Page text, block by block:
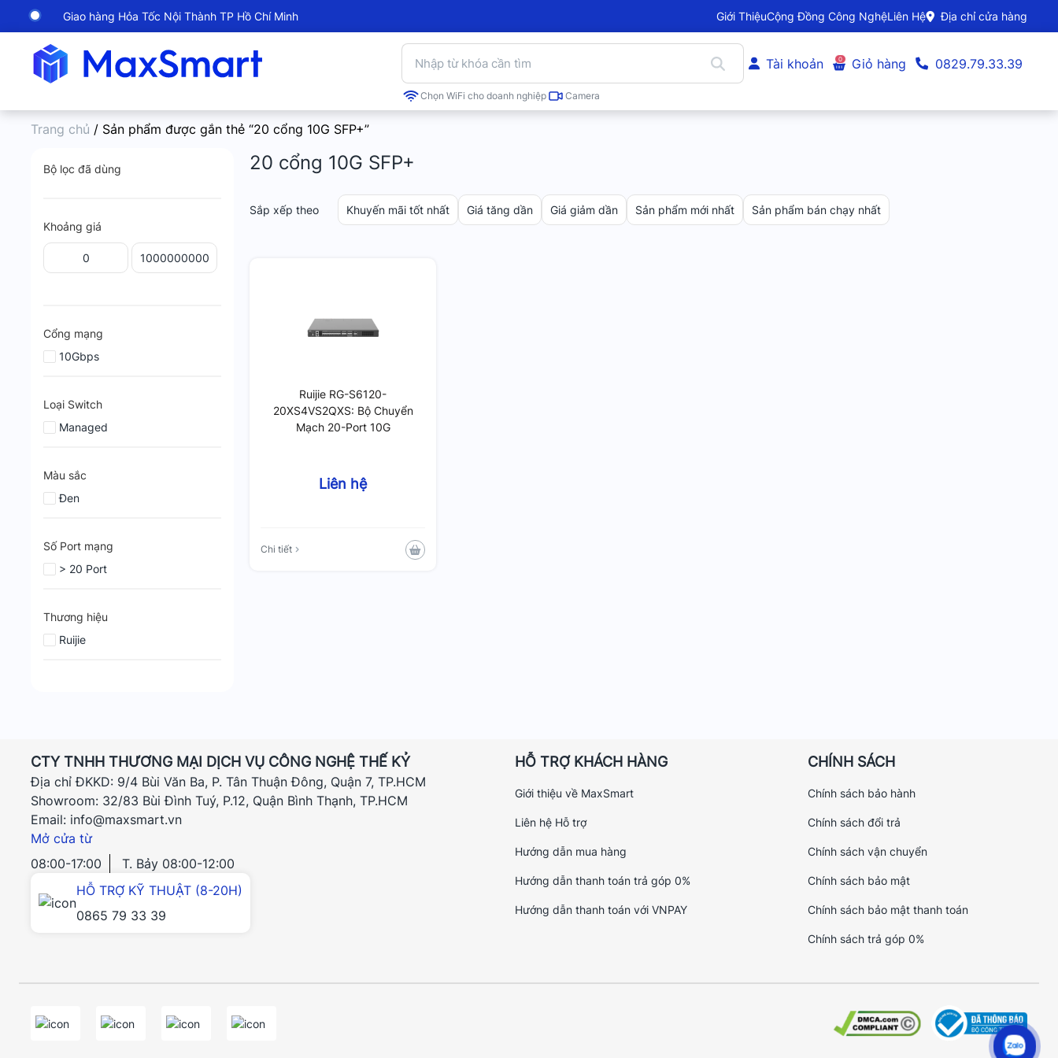
Giao hàng Hỏa Tốc Nội Thành TP Hồ Chí Minh Giới ThiệuCộng Đồng Công NghệLiên Hệ Địa chỉ cửa hàng
Chọn WiFi cho doanh nghiệp Camera
Tài khoản 0 Giỏ hàng 0829.79.33.39
Trang chủ / Sản phẩm được gắn thẻ “20 cổng 10G SFP+”
Bộ lọc đã dùng
Khoảng giá
Cổng mạng
10Gbps
Loại Switch
Managed
Màu sắc
Đen
Số Port mạng
> 20 Port
Thương hiệu
Ruijie
20 cổng 10G SFP+
Sắp xếp theo Khuyến mãi tốt nhất Giá tăng dần Giá giảm dần Sản phẩm mới nhất Sản phẩm bán chạy nhất
Ruijie RG-S6120-
20XS4VS2QXS: Bộ Chuyển
Mạch 20-Port 10G
Liên hệ
Chi tiết
CTY TNHH THƯƠNG MẠI DỊCH VỤ CÔNG NGHỆ THẾ KỶ
Địa chỉ ĐKKD: 9/4 Bùi Văn Ba, P. Tân Thuận Đông, Quận 7, TP.HCM
Showroom: 32/83 Bùi Đình Tuý, P.12, Quận Bình Thạnh, TP.HCM
Email: info@maxsmart.vn
Mở cửa từ
08:00-17:00
T. Bảy 08:00-12:00
HỖ TRỢ KỸ THUẬT (8-20H)
0865 79 33 39
HỖ TRỢ KHÁCH HÀNG
Giới thiệu về MaxSmart
Liên hệ Hỗ trợ
Hướng dẫn mua hàng
Hướng dẫn thanh toán trả góp 0%
Hướng dẫn thanh toán với VNPAY
CHÍNH SÁCH
Chính sách bảo hành
Chính sách đổi trả
Chính sách vận chuyển
Chính sách bảo mật
Chính sách bảo mật thanh toán
Chính sách trả góp 0%